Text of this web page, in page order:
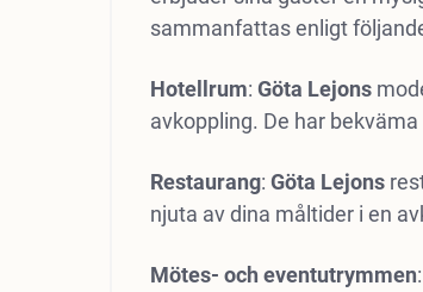
sammanfattas enligt
Hotellrum: Göta Lejons
avkoppling. De har
Restaurang: Göta Lejons
njuta av dina måltider i en
Mötes- och eventutrymmen: